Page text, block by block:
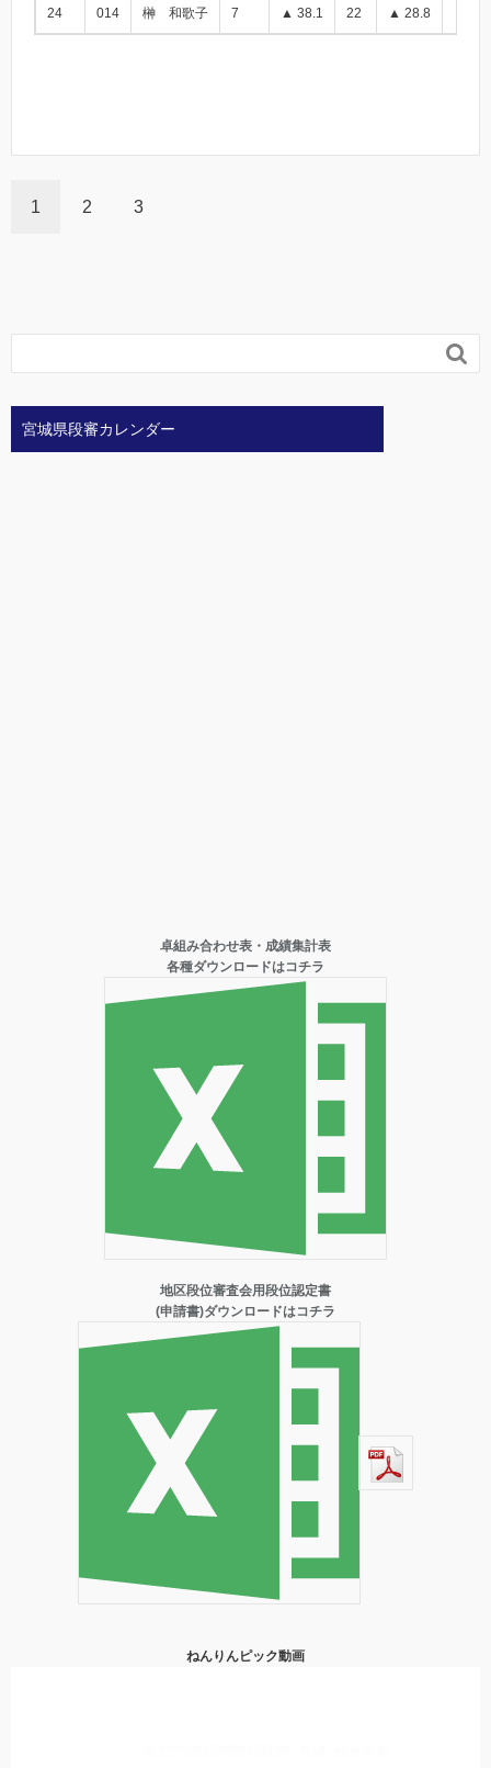
24 014 榊 和歌子 7 ▲ 38.1 22 ▲ 28.8
1 2 3

宮城県段審カレンダー
卓組み合わせ表・成績集計表
各種ダウンロードはコチラ
地区段位審査会用段位認定書
(申請書)ダウンロードはコチラ
ねんりんピック動画